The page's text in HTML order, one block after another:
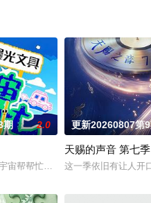
唱将，在每周的直播比拼中高能开
期 2.0
宙帮帮忙》是一档以文具快闪店为场
更新20260807第
天赐的声音 第七季
这一季依旧有让人开